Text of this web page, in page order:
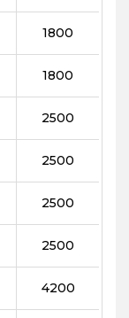
1800
1800
2500
2500
2500
2500
4200